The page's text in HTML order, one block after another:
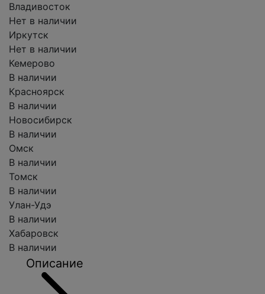
Владивосток
Нет в наличии
Иркутск
Нет в наличии
Кемерово
В наличии
Красноярск
В наличии
Новосибирск
В наличии
Омск
В наличии
Томск
В наличии
Улан-Удэ
В наличии
Хабаровск
В наличии
Описание